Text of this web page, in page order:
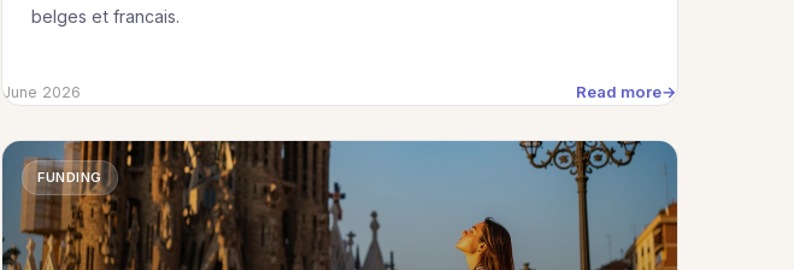
belges et francais.
June 2026 Read more
FUNDING